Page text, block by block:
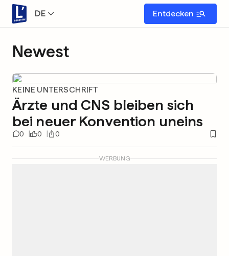
DE Entdecken
Newest
KEINE UNTERSCHRIFT
Ärzte und CNS bleiben sich
bei neuer Konvention uneins
0 0 0
WERBUNG